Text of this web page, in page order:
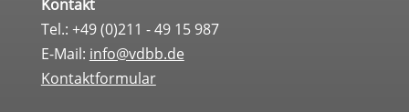
Kontakt
Tel.: +49 (0)211 - 49 15 987
E-Mail: info@vdbb.de
Kontaktformular